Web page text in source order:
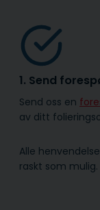
1. Send
Send oss en
av ditt
Alle
raskt som mulig.